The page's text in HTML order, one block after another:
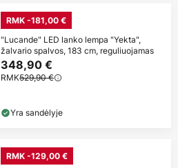
RMK -181,00 €
"Lucande" LED lanko lempa "Yekta",
žalvario spalvos, 183 cm, reguliuojamas
348,90 €
RMK529,90 €
Yra sandėlyje
RMK -129,00 €